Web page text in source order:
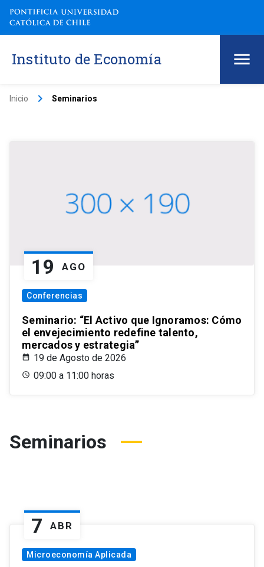
Instituto de Economía
Inicio keyboard_arrow_right Seminarios
19 AGO
Conferencias
Seminario: “El Activo que Ignoramos: Cómo
el envejecimiento redefine talento,
mercados y estrategia”
19 de Agosto de 2026
09:00 a 11:00 horas
Seminarios
7 ABR
Microeconomía Aplicada